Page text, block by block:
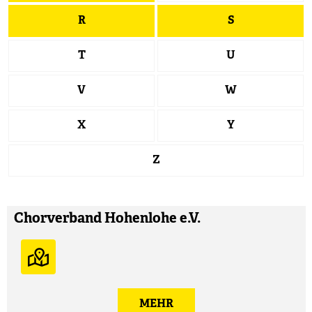
R S
T U
V W
X Y
Z
Chorverband Hohenlohe e.V.
MEHR